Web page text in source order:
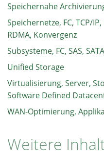
Speichernahe
Speichernetze, FC, TCP/
RDMA, Konvergenz
Subsysteme, FC, SAS,
Unified Storage
Virtualisierung, Server,
Software Defined
WAN-Optimierung,
Weitere